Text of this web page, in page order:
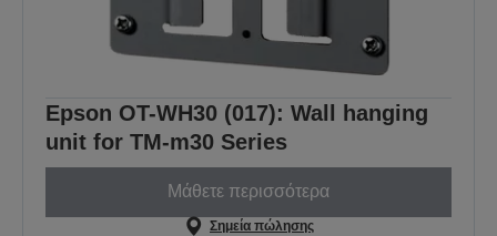
Epson OT-WH30 (017): Wall hanging
unit for TM-m30 Series
Μάθετε περισσότερα
Σημεία πώλησης